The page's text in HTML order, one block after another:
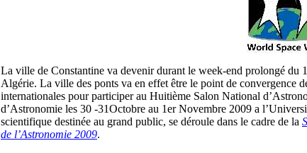
La ville de Constantine va devenir durant le week-end prolongé du
Algérie. La ville des ponts va en effet être le point de convergence
internationales pour participer au Huitième Salon National
d’Astronomie les 30 -31Octobre au 1er Novembre 2009 a
scientifique destinée au grand public, se déroule dans le cadre de la
de l’Astronomie 2009.